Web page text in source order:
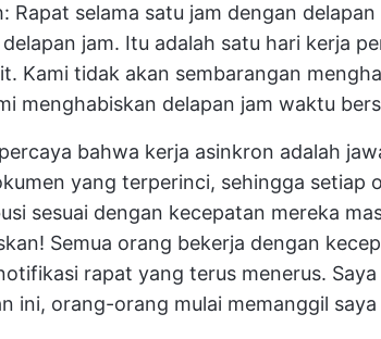
Rapat selama satu jam dengan
jam. Itu adalah satu hari kerja
Kami tidak akan sembarangan
menghabiskan delapan jam waktu
bahwa kerja asinkron adalah
yang terperinci, sehingga setiap
sesuai dengan kecepatan mereka
Semua orang bekerja dengan
rapat yang terus menerus.
ini, orang-orang mulai memanggil saya